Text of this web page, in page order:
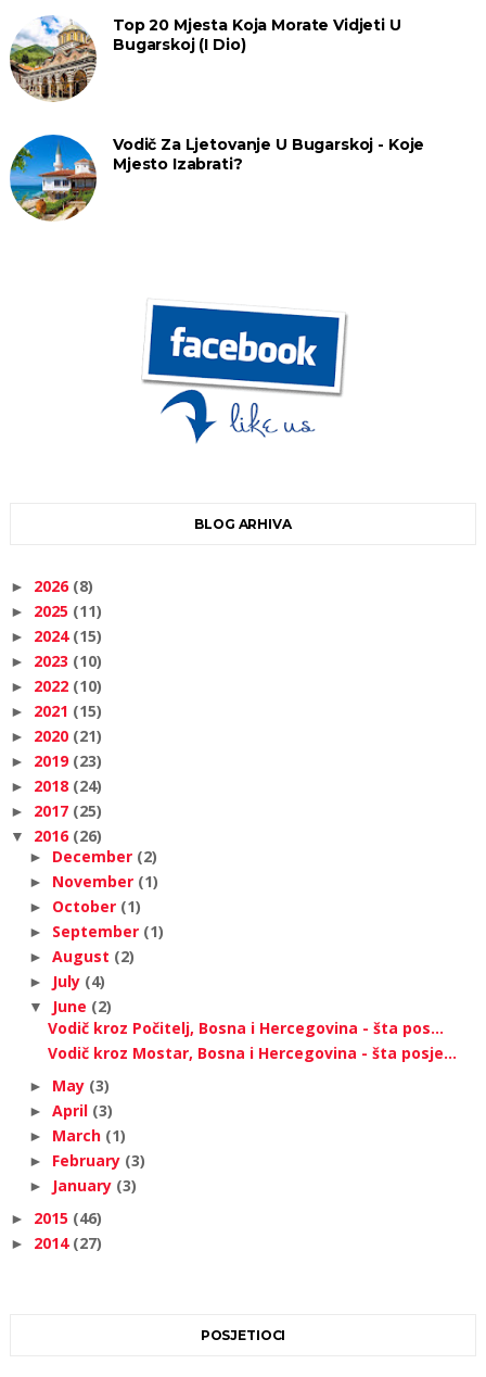
Top 20 Mjesta Koja Morate Vidjeti U
Bugarskoj (I Dio)
Vodič Za Ljetovanje U Bugarskoj - Koje
Mjesto Izabrati?
BLOG ARHIVA
► 2026 (8)
► 2025 (11)
► 2024 (15)
► 2023 (10)
► 2022 (10)
► 2021 (15)
► 2020 (21)
► 2019 (23)
► 2018 (24)
► 2017 (25)
▼ 2016 (26)
► December (2)
► November (1)
► October (1)
► September (1)
► August (2)
► July (4)
▼ June (2)
Vodič kroz Počitelj, Bosna i Hercegovina - šta pos...
Vodič kroz Mostar, Bosna i Hercegovina - šta posje...
► May (3)
► April (3)
► March (1)
► February (3)
► January (3)
► 2015 (46)
► 2014 (27)
POSJETIOCI